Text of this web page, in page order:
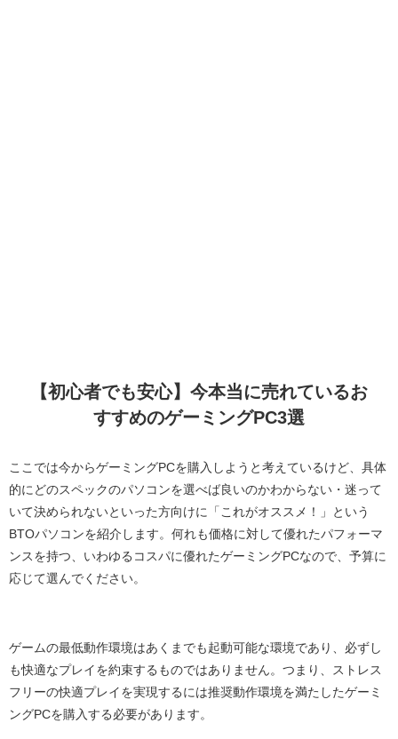
【初心者でも安心】今本当に売れているお
すすめのゲーミングPC3選
ここでは今からゲーミングPCを購入しようと考えているけど、具体
的にどのスペックのパソコンを選べば良いのかわからない・迷って
いて決められないといった方向けに「これがオススメ！」という
BTOパソコンを紹介します。何れも価格に対して優れたパフォーマ
ンスを持つ、いわゆるコスパに優れたゲーミングPCなので、予算に
応じて選んでください。
ゲームの最低動作環境はあくまでも起動可能な環境であり、必ずし
も快適なプレイを約束するものではありません。つまり、ストレス
フリーの快適プレイを実現するには推奨動作環境を満たしたゲーミ
ングPCを購入する必要があります。